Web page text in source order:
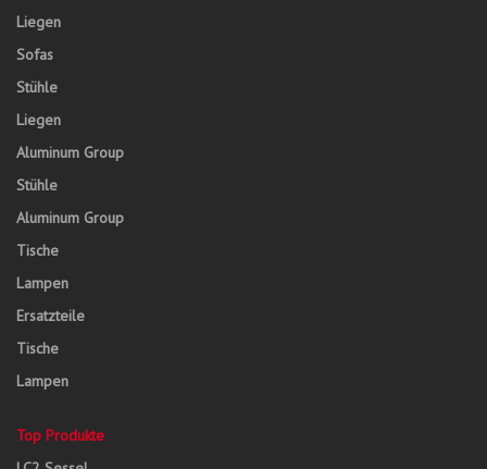
Liegen
Sofas
Stühle
Liegen
Aluminum Group
Stühle
Aluminum Group
Tische
Lampen
Ersatzteile
Tische
Lampen
Top Produkte